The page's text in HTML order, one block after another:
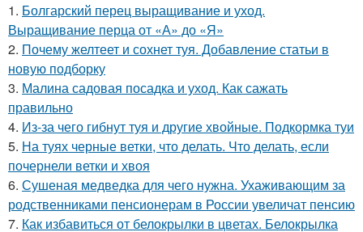
1. Болгарский перец выращивание и уход.
Выращивание перца от «А» до «Я»
2. Почему желтеет и сохнет туя. Добавление статьи в
новую подборку
3. Малина садовая посадка и уход. Как сажать
правильно
4. Из-за чего гибнут туя и другие хвойные. Подкормка туи
5. На туях черные ветки, что делать. Что делать, если
почернели ветки и хвоя
6. Сушеная медведка для чего нужна. Ухаживающим за
родственниками пенсионерам в России увеличат пенсию
7. Как избавиться от белокрылки в цветах. Белокрылка